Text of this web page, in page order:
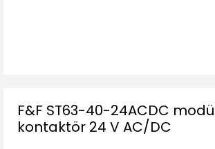
F&F ST63-40-24ACDC
kontaktör 24 V AC/DC